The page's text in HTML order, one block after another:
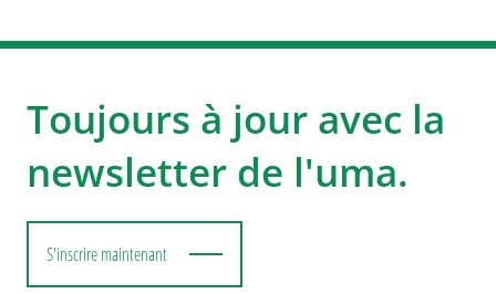
Toujours à jour avec la
newsletter de l'uma.
S'inscrire maintenant